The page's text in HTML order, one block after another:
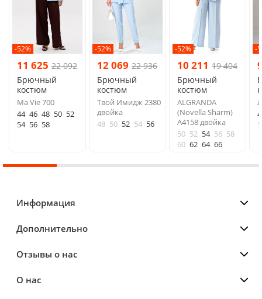
-52%
11 625 22 092
Брючный
костюм
Ma Vie 700
44 46 48 50 52
54 56 58
-52%
12 069 22 936
Брючный
костюм
Твой Имидж 2380
двойка
48 50 52 54 56
-52%
10 211 19 404
Брючный
костюм
ALGRANDA
(Novella Sharm)
A4158 двойка
50 52 54 56 58
60 62 64 66
-
Информация
Дополнительно
Отзывы о нас
О нас